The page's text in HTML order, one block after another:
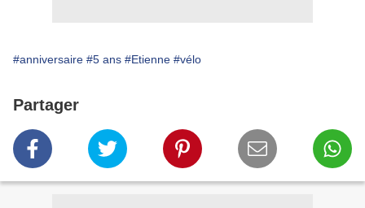
#anniversaire #5 ans #Etienne #vélo
Partager